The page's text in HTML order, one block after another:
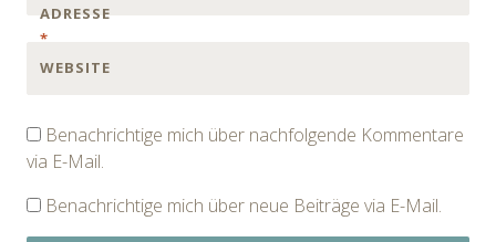
ADRESSE
*
WEBSITE
Benachrichtige mich über nachfolgende Kommentare
via E-Mail.
Benachrichtige mich über neue Beiträge via E-Mail.